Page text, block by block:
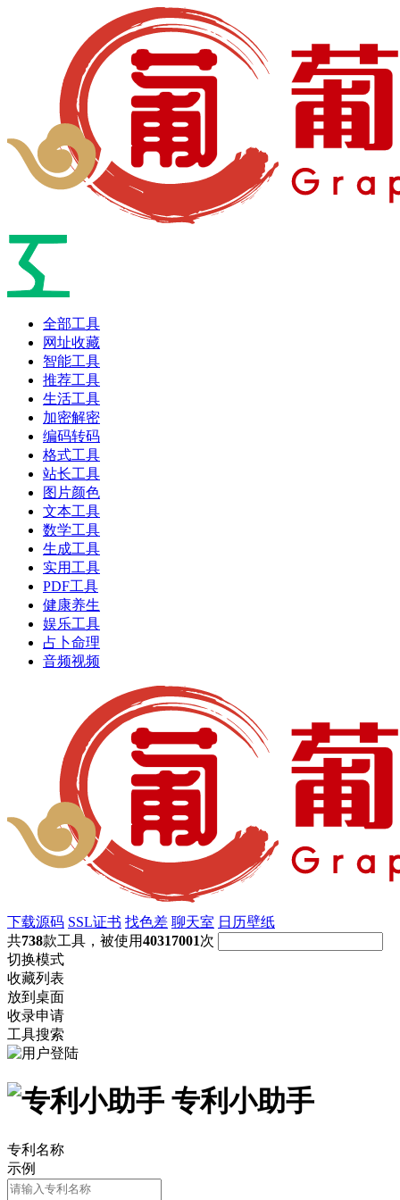
全部工具
网址收藏
智能工具
推荐工具
生活工具
加密解密
编码转码
格式工具
站长工具
图片颜色
文本工具
数学工具
生成工具
实用工具
PDF工具
健康养生
娱乐工具
占卜命理
音频视频
下载源码 SSL证书 找色差 聊天室 日历壁纸
共738款工具，被使用40317001次
切换模式
收藏列表
放到桌面
收录申请
工具搜索
专利小助手
专利名称
示例